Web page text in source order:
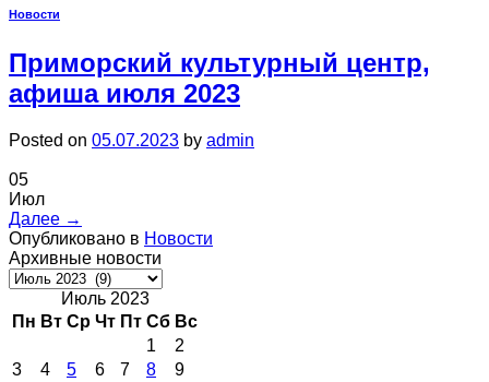
Новости
Приморский культурный центр,
афиша июля 2023
Posted on 05.07.2023 by admin
05
Июл
Далее →
Опубликовано в Новости
Архивные новости
Архивные
новостиИюль 2023
Пн Вт Ср Чт Пт Сб Вс
1
2
3
4 5 6 7 8
9